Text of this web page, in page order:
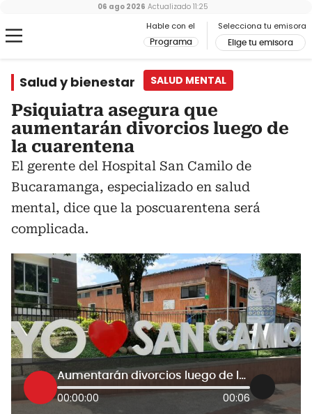
Hable con el
Programa
Selecciona tu emisora
Elige tu emisora
06 ago 2026 Actualizado 11:25
Salud y bienestar SALUD MENTAL
Psiquiatra asegura que
aumentarán divorcios luego de
la cuarentena
El gerente del Hospital San Camilo de
Bucaramanga, especializado en salud
mental, dice que la poscuarentena será
complicada.
Aumentarán divorcios luego de la cuarentena
00:00:00 00:06